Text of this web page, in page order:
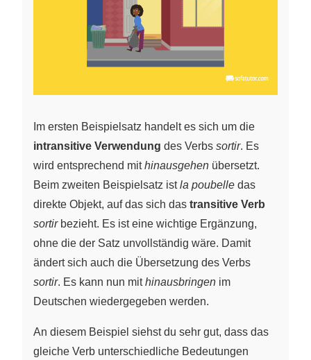
Im ersten Beispielsatz handelt es sich um die
intransitive Verwendung des Verbs sortir. Es
wird entsprechend mithinausgehen übersetzt.
Beim zweiten Beispielsatz istla poubelle das
direkte Objekt, auf das sich das transitive Verb
sortirbezieht. Es ist eine wichtige Ergänzung,
ohne die der Satz unvollständig wäre. Damit
ändert sich auch die Übersetzung des Verbs
sortir. Es kann nun mithinausbringen im
Deutschen wiedergegeben werden.
An diesem Beispiel siehst du sehr gut, dass das
gleiche Verb unterschiedliche Bedeutungen